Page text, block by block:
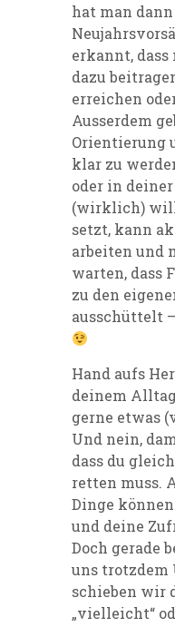
hat man
erkannt, dass
dazu
erreichen
Ausserdem
Orientierung
klar zu
oder in
(wirklich)
setzt, kann
arbeiten und
warten, dass
zu den
ausschüttelt
Hand aufs
deinem
gerne etwas
Und nein,
dass du
retten muss.
Dinge
und deine
Doch gerade
uns trotzdem
schieben wir
„vielleicht“